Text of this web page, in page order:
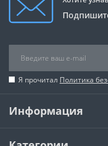
Я прочитал Политика
Информация